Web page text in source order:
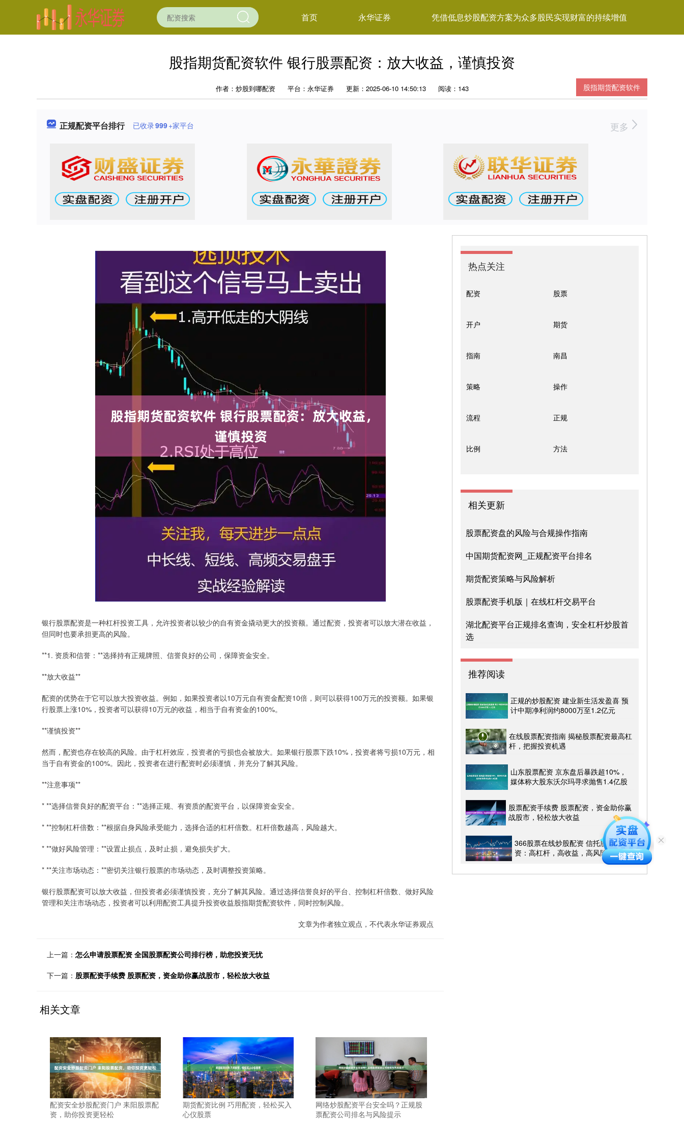
首页 永华证券 凭借低息炒股配资方案为众多股民实现财富的持续增值
股指期货配资软件 银行股票配资：放大收益，谨慎投资
股指期货配资软件
作者：炒股到哪配资 平台：永华证券 更新：2025-06-10 14:50:13 阅读：143
正规配资平台排行 已收录999+家平台 更多
银行股票配资是一种杠杆投资工具，允许投资者以较少的自有资金撬动更大的投资额。通过配资，投资者可以放大潜在收益，
但同时也要承担更高的风险。
**1. 资质和信誉：**选择持有正规牌照、信誉良好的公司，保障资金安全。
**放大收益**
配资的优势在于它可以放大投资收益。例如，如果投资者以10万元自有资金配资10倍，则可以获得100万元的投资额。如果银
行股票上涨10%，投资者可以获得10万元的收益，相当于自有资金的100%。
**谨慎投资**
然而，配资也存在较高的风险。由于杠杆效应，投资者的亏损也会被放大。如果银行股票下跌10%，投资者将亏损10万元，相
当于自有资金的100%。因此，投资者在进行配资时必须谨慎，并充分了解其风险。
**注意事项**
* **选择信誉良好的配资平台：**选择正规、有资质的配资平台，以保障资金安全。
* **控制杠杆倍数：**根据自身风险承受能力，选择合适的杠杆倍数。杠杆倍数越高，风险越大。
* **做好风险管理：**设置止损点，及时止损，避免损失扩大。
* **关注市场动态：**密切关注银行股票的市场动态，及时调整投资策略。
银行股票配资可以放大收益，但投资者必须谨慎投资，充分了解其风险。通过选择信誉良好的平台、控制杠杆倍数、做好风险
管理和关注市场动态，投资者可以利用配资工具提升投资收益股指期货配资软件，同时控制风险。
文章为作者独立观点，不代表永华证券观点
上一篇： 怎么申请股票配资 全国股票配资公司排行榜，助您投资无忧
下一篇： 股票配资手续费 股票配资，资金助你赢战股市，轻松放大收益
相关文章
配资安全炒股配资门户 耒阳股票配
资，助你投资更轻松
期货配资比例 巧用配资，轻松买入
心仪股票
网络炒股配资平台安全吗？正规股
票配资公司排名与风险提示
热点关注
配资 股票
开户 期货
指南 南昌
策略 操作
流程 正规
比例 方法
相关更新
股票配资盘的风险与合规操作指南
中国期货配资网_正规配资平台排名
期货配资策略与风险解析
股票配资手机版｜在线杠杆交易平台
湖北配资平台正规排名查询，安全杠杆炒股首
选
推荐阅读
正规的炒股配资 建业新生活发盈喜 预
计中期净利润约8000万至1.2亿元
在线股票配资指南 揭秘股票配资最高杠
杆，把握投资机遇
山东股票配资 京东盘后暴跌超10%，
媒体称大股东沃尔玛寻求抛售1.4亿股
股票配资手续费 股票配资，资金助你赢
战股市，轻松放大收益
366股票在线炒股配资 信托股票配
资：高杠杆，高收益，高风险